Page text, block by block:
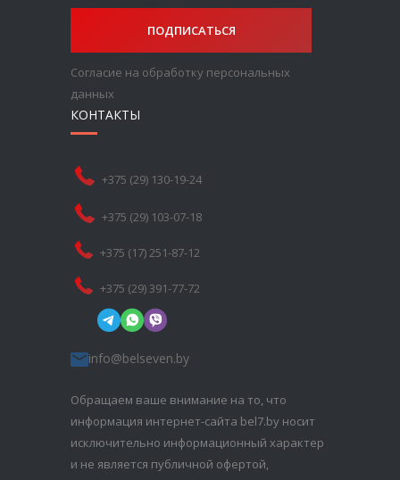
ПОДПИСАТЬСЯ
Согласие на обработку персональных
данных
КОНТАКТЫ
+375 (29) 130-19-24
+375 (29) 103-07-18
+375 (17) 251-87-12
+375 (29) 391-77-72
info@belseven.by
Обращаем ваше внимание на то, что
информация интернет-сайта bel7.by носит
исключительно информационный характер
и не является публичной офертой,